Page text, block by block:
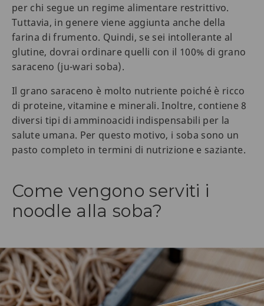
per chi segue un regime alimentare restrittivo.
Tuttavia, in genere viene aggiunta anche della
farina di frumento. Quindi, se sei intollerante al
glutine, dovrai ordinare quelli con il 100% di grano
saraceno (ju-wari soba).
Il grano saraceno è molto nutriente poiché è ricco
di proteine, vitamine e minerali. Inoltre, contiene 8
diversi tipi di amminoacidi indispensabili per la
salute umana. Per questo motivo, i soba sono un
pasto completo in termini di nutrizione e saziante.
Come vengono serviti i
noodle alla soba?